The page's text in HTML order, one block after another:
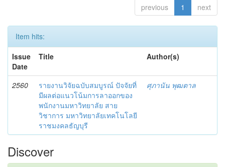
previous 1 next
Item hits:
Issue
Date
Title Author(s)
2560
รายงานวิจัยฉบับสมบูรณ์ ปัจจัยที่
มีผลต่อแนวโน้มการลาออกของ
พนักงานมหาวิทยาลัย สาย
วิชาการ มหาวิทยาลัยเทคโนโลยี
ราชมงคลธัญบุรี
ศุภานัน พุฒตาล
Discover